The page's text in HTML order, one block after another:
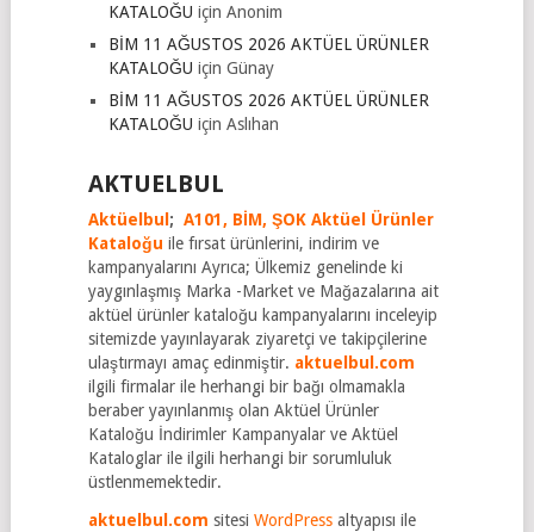
KATALOĞU için Anonim
BİM 11 AĞUSTOS 2026 AKTÜEL ÜRÜNLER
KATALOĞU için Günay
BİM 11 AĞUSTOS 2026 AKTÜEL ÜRÜNLER
KATALOĞU için Aslıhan
AKTUELBUL
Aktüelbul ; A101, BİM, ŞOK Aktüel Ürünler
Kataloğu ile fırsat ürünlerini, indirim ve
kampanyalarını Ayrıca; Ülkemiz genelinde ki
yaygınlaşmış Marka -Market ve Mağazalarına ait
aktüel ürünler kataloğu kampanyalarını inceleyip
sitemizde yayınlayarak ziyaretçi ve takipçilerine
ulaştırmayı amaç edinmiştir. aktuelbul.com
ilgili firmalar ile herhangi bir bağı olmamakla
beraber yayınlanmış olan Aktüel Ürünler
Kataloğu İndirimler Kampanyalar ve Aktüel
Kataloglar ile ilgili herhangi bir sorumluluk
üstlenmemektedir.
aktuelbul.com sitesi WordPressaltyapısı ile